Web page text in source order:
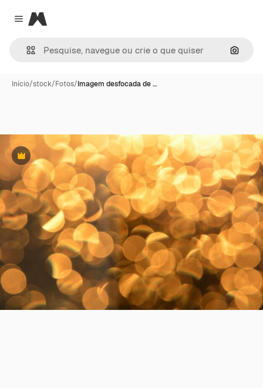
Close menu
Magnific
Início/stock/Fotos/Imagem desfocada de …
Premium